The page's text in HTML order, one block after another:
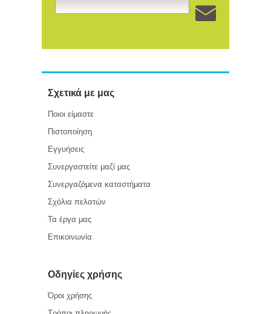
Σχετικά με μας
Ποιοι είμαστε
Πιστοποίηση
Εγγυήσεις
Συνεργαστείτε μαζί μας
Συνεργαζόμενα καταστήματα
Σχόλια πελατών
Τα έργα μας
Επικοινωνία
Οδηγίες χρήσης
Όροι χρήσης